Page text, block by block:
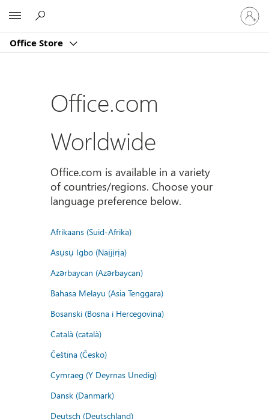
Office Store
登
入
您
Office.com
Worldwide
Office.com is available in a variety
of countries/regions. Choose your
language preference below.
Afrikaans (Suid-Afrika)
Asụsụ Igbo (Naịjịrịa)
Azərbaycan (Azərbaycan)
Bahasa Melayu (Asia Tenggara)
Bosanski (Bosna i Hercegovina)
Català (català)
Čeština (Česko)
Cymraeg (Y Deyrnas Unedig)
Dansk (Danmark)
Deutsch (Deutschland)